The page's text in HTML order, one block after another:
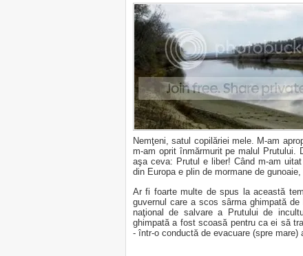
Nemţeni, satul copilăriei mele. M-am
m-am oprit înmărmurit pe malul Prutului.
aşa ceva: Prutul e liber! Când m-am
din Europa e plin de mormane de
Ar fi foarte multe de spus la această
guvernul care a scos sârma ghimpată
naţional de salvare a Prutului de
ghimpată a fost scoasă pentru ca ei să
- într-o conductă de evacuare (spre mare)